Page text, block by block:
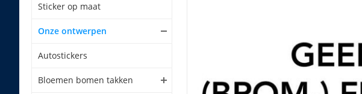
Sticker op maat
Onze ontwerpen
Autostickers
Bloemen bomen takken